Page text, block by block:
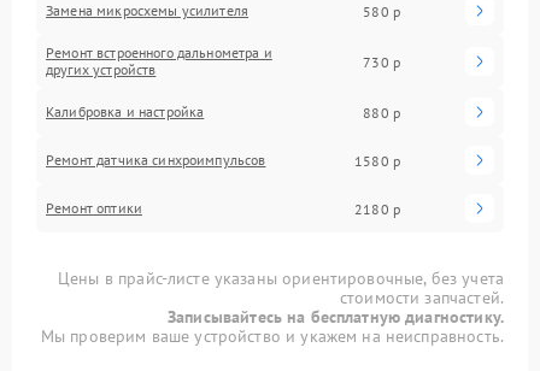
Замена микросхемы усилителя 580 р
Ремонт встроенного дальнометра и
других устройств
730 р
Калибровка и настройка 880 р
Ремонт датчика синхроимпульсов 1580 р
Ремонт оптики 2180 р
Цены в прайс-листе указаны ориентировочные, без учета
стоимости запчастей.
Записывайтесь на бесплатную диагностику.
Мы проверим ваше устройство и укажем на неисправность.